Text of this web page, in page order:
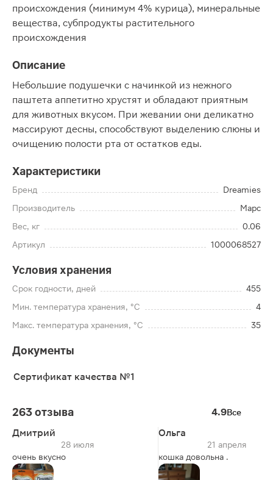
происхождения (минимум 4% курица), минеральные
вещества, субпродукты растительного
происхождения
Описание
Небольшие подушечки с начинкой из нежного
паштета аппетитно хрустят и обладают приятным
для животных вкусом. При жевании они деликатно
массируют десны, способствуют выделению слюны и
очищению полости рта от остатков еды.
Характеристики
Бренд
Dreamies
Производитель
Марс
Вес, кг
0.06
Артикул
1000068527
Условия хранения
Срок годности, дней
455
Мин. температура хранения, °C
4
Макс. температура хранения, °C
35
Документы
Сертификат качества №1
263 отзыва 4.9Все
Дмитрий
28 июля
очень вкусно
Ольга
21 апреля
кошка довольна .